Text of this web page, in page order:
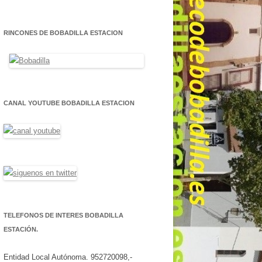
RINCONES DE BOBADILLA ESTACION
CANAL YOUTUBE BOBADILLA ESTACION
TELEFONOS DE INTERES BOBADILLA
ESTACIÓN.
Entidad Local Autónoma. 952720098,-